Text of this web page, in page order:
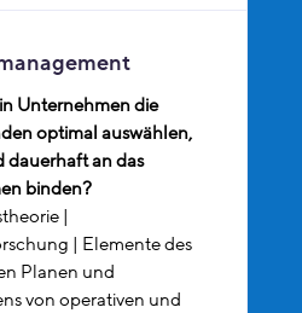
Unternehmen die
optimal auswählen,
dauerhaft an das
binden?
|
| Elemente des
Planen und
von operativen und